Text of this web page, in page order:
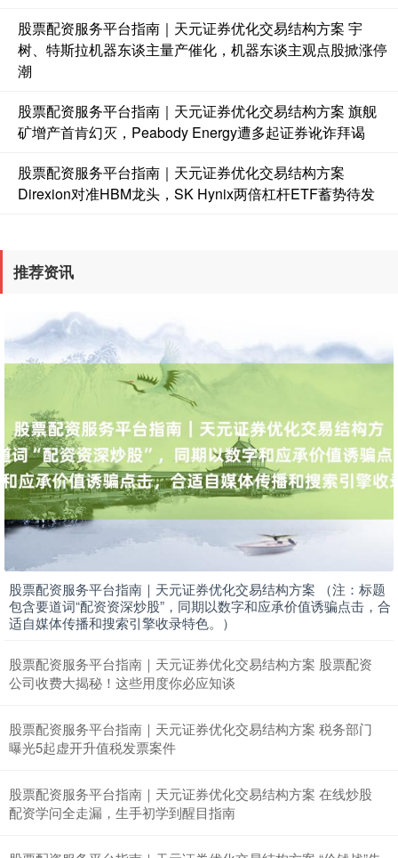
股票配资服务平台指南｜天元证券优化交易结构方案 宇
树、特斯拉机器东谈主量产催化，机器东谈主观点股掀涨停
潮
股票配资服务平台指南｜天元证券优化交易结构方案 旗舰
矿增产首肯幻灭，Peabody Energy遭多起证券讹诈拜谒
股票配资服务平台指南｜天元证券优化交易结构方案
Direxion对准HBM龙头，SK Hynix两倍杠杆ETF蓄势待发
推荐资讯
股票配资服务平台指南｜天元证券优化交易结构方案 （注：标题
包含要道词“配资资深炒股”，同期以数字和应承价值诱骗点击，合
适自媒体传播和搜索引擎收录特色。）
股票配资服务平台指南｜天元证券优化交易结构方案 股票配资
公司收费大揭秘！这些用度你必应知谈
股票配资服务平台指南｜天元证券优化交易结构方案 税务部门
曝光5起虚开升值税发票案件
股票配资服务平台指南｜天元证券优化交易结构方案 在线炒股
配资学问全走漏，生手初学到醒目指南